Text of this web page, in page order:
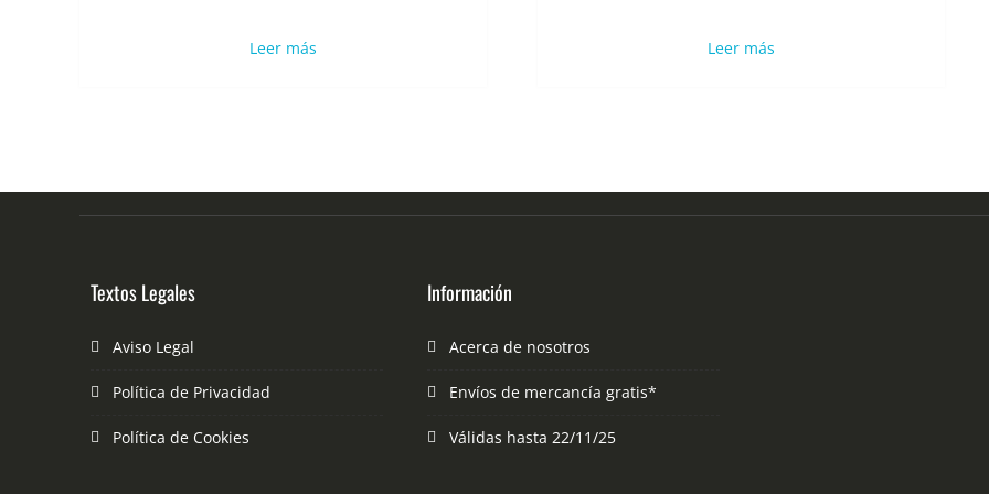
Leer más Leer más
Textos Legales
Aviso Legal
Política de Privacidad
Política de Cookies
Información
Acerca de nosotros
Envíos de mercancía gratis*
Válidas hasta 22/11/25